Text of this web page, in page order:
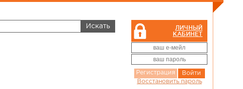
ЛИЧНЫЙ
КАБИНЕТ
Регистрация
Войти
Восстановить пароль